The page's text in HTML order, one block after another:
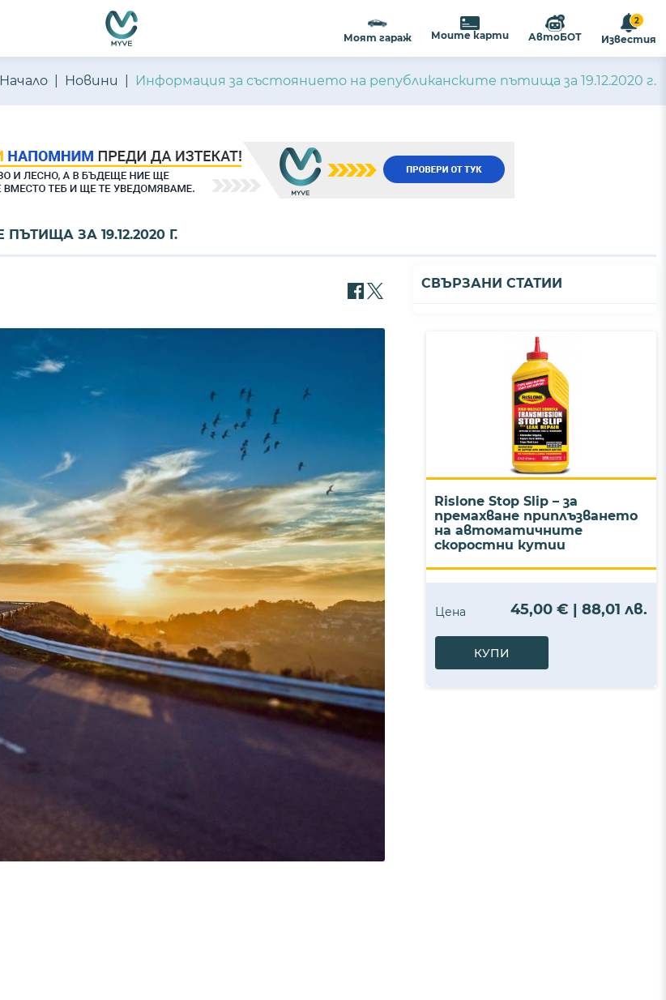
подобряване на изживяването, персонализиране на съдържанието и
Политика за бисквитки
ПРИЕМАМ
Моят гараж Моите карти АвтоБОТ
2
Известия
Начало Новини Информация за състоянието на републиканските пътища за 19.12.2020 г.
ЗА 19.12.2020 Г.
СВЪРЗАНИ СТАТИИ
Rislone Stop Slip – за
премахване приплъзването
на автоматичните
скоростни кутии
Цена 45,00 € | 88,01 лв.
КУПИ